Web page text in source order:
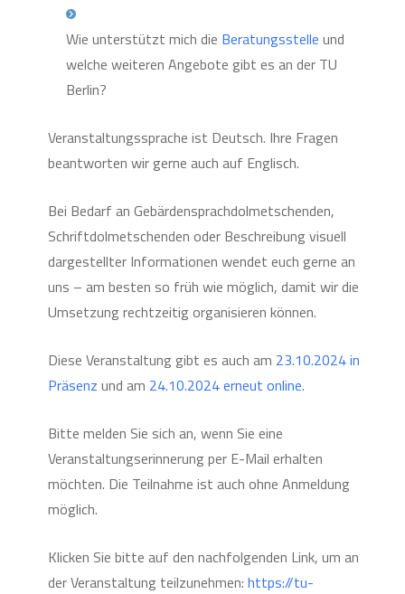
Wie unterstützt mich die Beratungsstelle und
welche weiteren Angebote gibt es an der TU
Berlin?
Veranstaltungssprache ist Deutsch. Ihre Fragen
beantworten wir gerne auch auf Englisch.
Bei Bedarf an Gebärdensprachdolmetschenden,
Schriftdolmetschenden oder Beschreibung visuell
dargestellter Informationen wendet euch gerne an
uns – am besten so früh wie möglich, damit wir die
Umsetzung rechtzeitig organisieren können.
Diese Veranstaltung gibt es auch am 23.10.2024 in
Präsenz und am 24.10.2024 erneut online.
Bitte melden Sie sich an, wenn Sie eine
Veranstaltungserinnerung per E-Mail erhalten
möchten. Die Teilnahme ist auch ohne Anmeldung
möglich.
Klicken Sie bitte auf den nachfolgenden Link, um an
der Veranstaltung teilzunehmen: https://tu-